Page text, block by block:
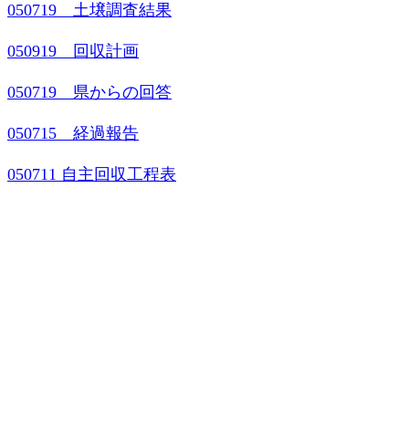
050719 土壌調査結果
050919 回収計画
050719 県からの回答
050715 経過報告
050711 自主回収工程表